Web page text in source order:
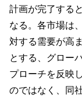
計画が完了する
なる。各市場は
対する需要が高
とする、グロー
プローチを反映
のではなく、同